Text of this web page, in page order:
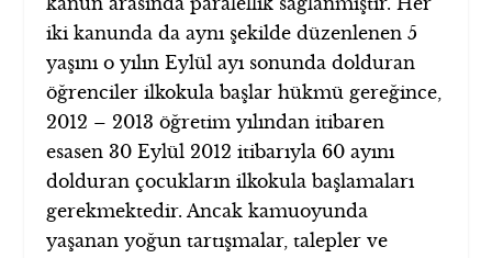
iki kanunda da aynı şekilde düzenlenen 5
yaşını o yılın Eylül ayı sonunda dolduran
öğrenciler ilkokula başlar hükmü gereğince,
2012 – 2013 öğretim yılından itibaren
esasen 30 Eylül 2012 itibarıyla 60 ayını
dolduran çocukların ilkokula başlamaları
gerekmektedir. Ancak kamuoyunda
yaşanan yoğun tartışmalar, talepler ve